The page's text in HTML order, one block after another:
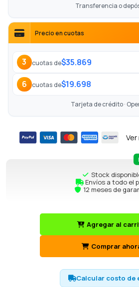
Transferencia o
Precio en cuotas
3 cuotas de$35.869
6 cuotas de$19.698
Tarjeta de crédito ·
Stock
Envíos a todo el
12 meses de
Agregar al
Comprar
Calcular costo de